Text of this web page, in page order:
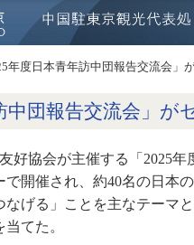
年度日本青年訪中団報告交流会」
中団報告交流会」が
好協会が主催する「2025
開催され、約40名の日本
なげる」ことを主なテーマ
てた。